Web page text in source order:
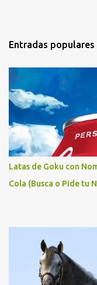
Entradas populares
Latas de Goku con
Cola (Busca o Pide tu